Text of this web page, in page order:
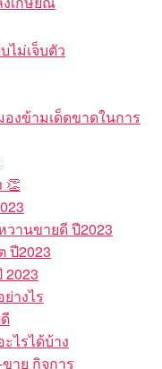
ไม่เจ็บตัว
งข้ามเด็ดขาดในการ
👏
านขายดี ปี2023
ปี2023
างไร
ไรได้บ้าง
าย กิจการ